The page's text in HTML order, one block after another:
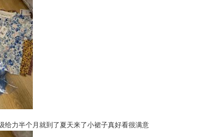
给力半个月就到了夏天来了小裙子真好看很满意